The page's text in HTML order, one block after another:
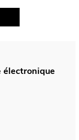
électronique